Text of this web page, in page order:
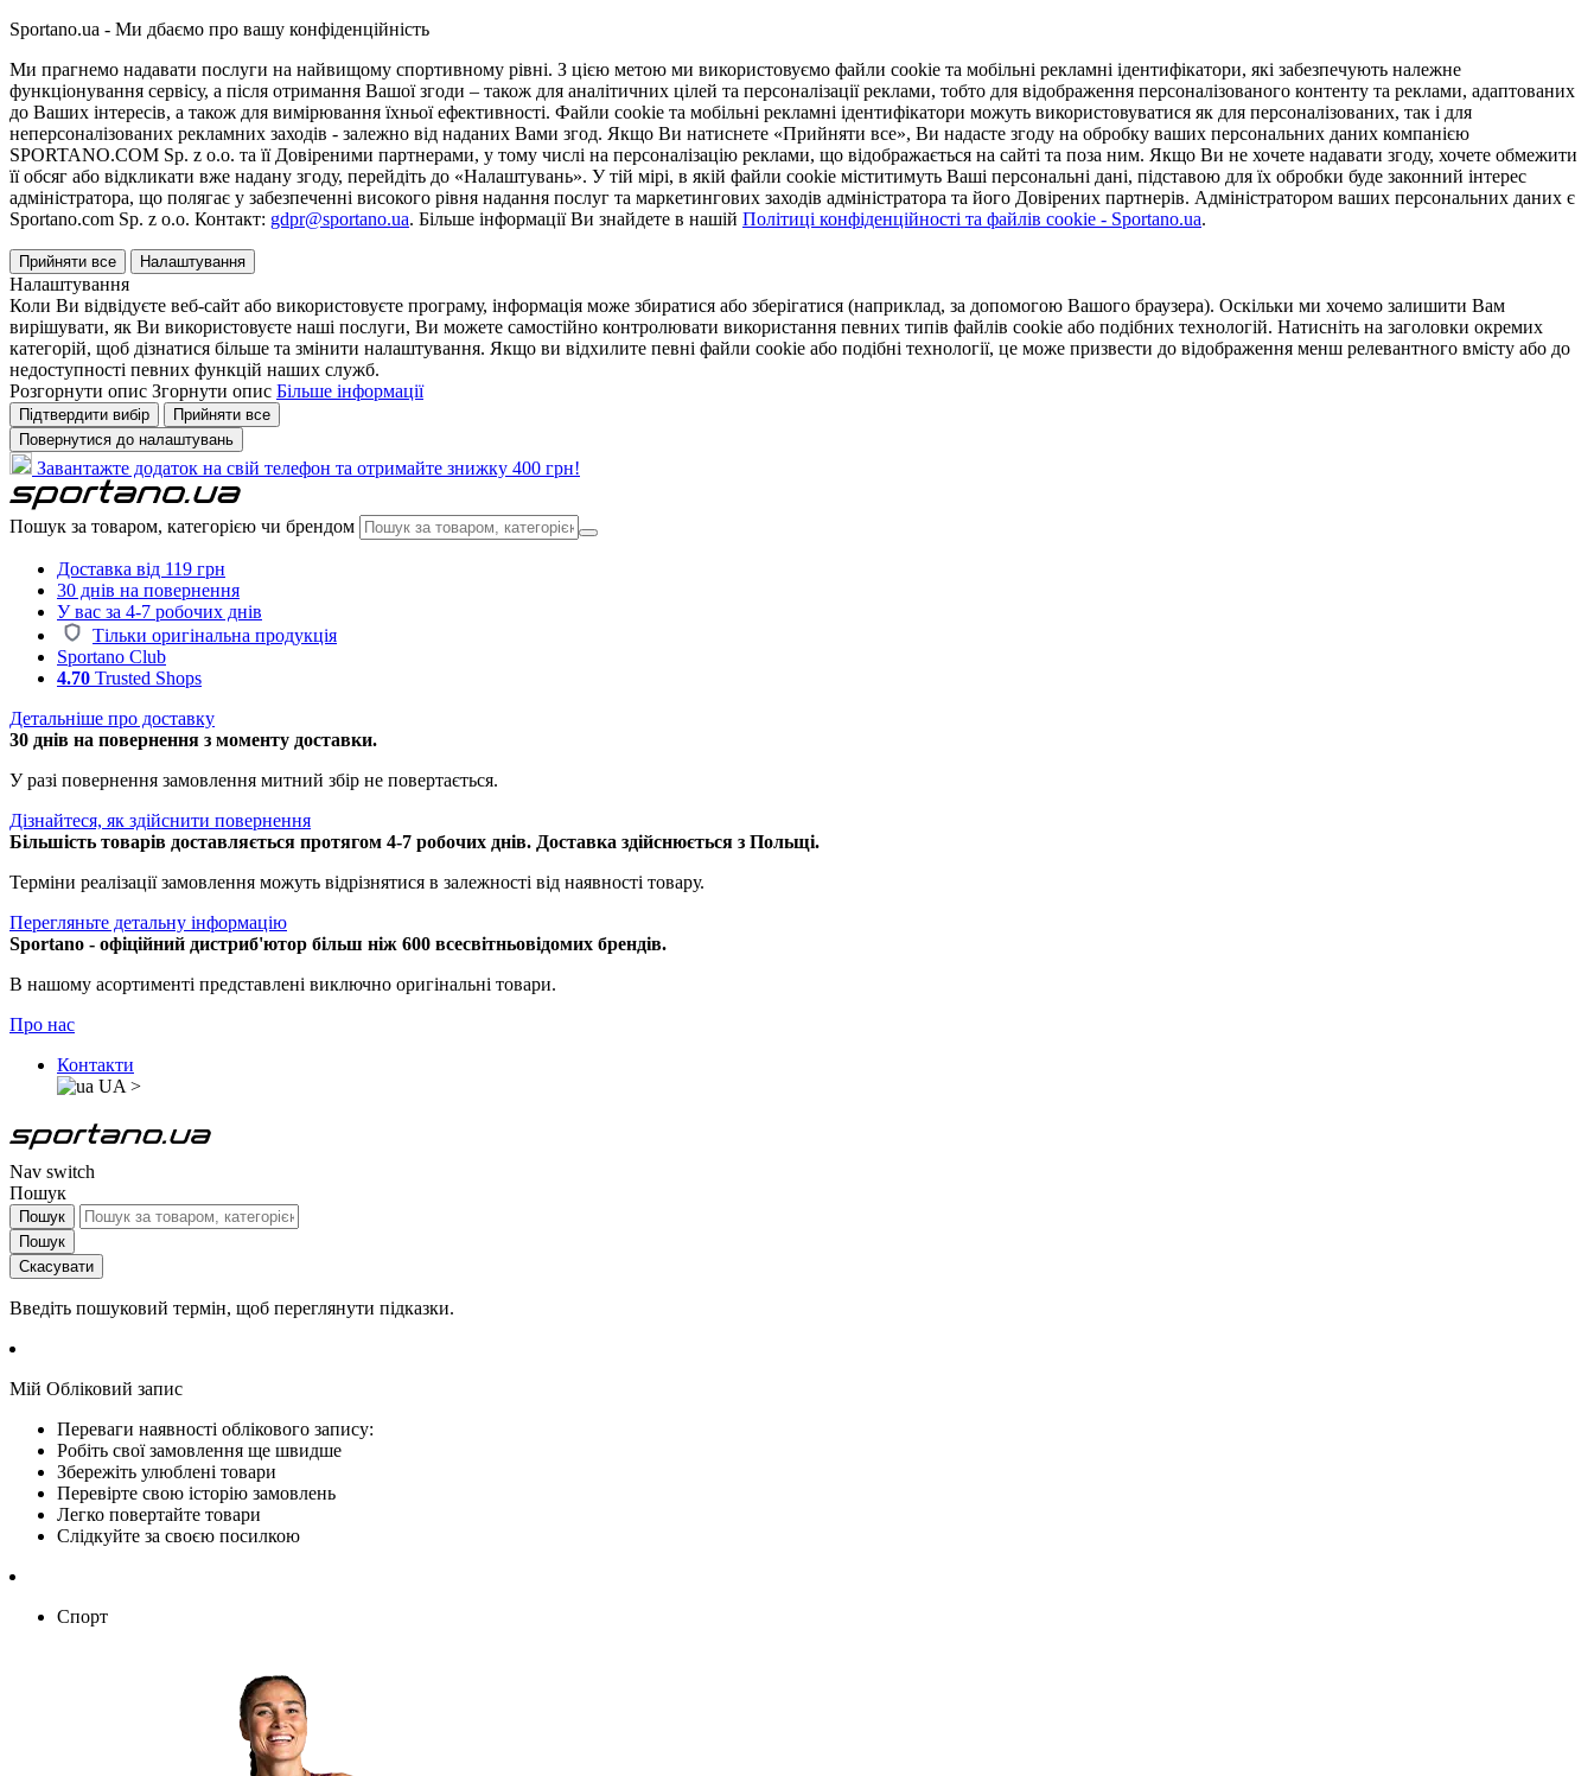
Sportano.ua - Ми дбаємо про вашу конфіденційність
Ми прагнемо надавати послуги на найвищому спортивному рівні. З цією метою ми використовуємо файли cookie та мобільні рекламні ідентифікатори, які забезпечують належне
функціонування сервісу, а після отримання Вашої згоди – також для аналітичних цілей та персоналізації реклами, тобто для відображення персоналізованого контенту та реклами, адаптованих
до Ваших інтересів, а також для вимірювання їхньої ефективності. Файли cookie та мобільні рекламні ідентифікатори можуть використовуватися як для персоналізованих, так і для
неперсоналізованих рекламних заходів - залежно від наданих Вами згод. Якщо Ви натиснете «Прийняти все», Ви надасте згоду на обробку ваших персональних даних компанією
SPORTANO.COM Sp. z o.o. та її Довіреними партнерами, у тому числі на персоналізацію реклами, що відображається на сайті та поза ним. Якщо Ви не хочете надавати згоду, хочете обмежити
її обсяг або відкликати вже надану згоду, перейдіть до «Налаштувань». У тій мірі, в якій файли cookie міститимуть Ваші персональні дані, підставою для їх обробки буде законний інтерес
адміністратора, що полягає у забезпеченні високого рівня надання послуг та маркетингових заходів адміністратора та його Довірених партнерів. Адміністратором ваших персональних даних є
Sportano.com Sp. z o.o. Контакт: gdpr@sportano.ua. Більше інформації Ви знайдете в нашій Політиці конфіденційності та файлів cookie - Sportano.ua.
Прийняти все Налаштування
Налаштування
Коли Ви відвідуєте веб-сайт або використовуєте програму, інформація може збиратися або зберігатися (наприклад, за допомогою Вашого браузера). Оскільки ми хочемо залишити Вам
вирішувати, як Ви використовуєте наші послуги, Ви можете самостійно контролювати використання певних типів файлів cookie або подібних технологій. Натисніть на заголовки окремих
категорій, щоб дізнатися більше та змінити налаштування. Якщо ви відхилите певні файли cookie або подібні технології, це може призвести до відображення менш релевантного вмісту або до
недоступності певних функцій наших служб.
Розгорнути опис Згорнути опис Більше інформації
Підтвердити вибір
Прийняти все
Повернутися до налаштувань
Завантажте додаток на свій телефон та отримайте знижку 400 грн!
Пошук за товаром, категорією чи брендом
Доставка від 119 грн
30 днів на повернення
У вас за 4-7 робочих днів
Тільки оригінальна продукція
Sportano Club
4.70 Trusted Shops
Детальніше про доставку
30 днів на повернення з моменту доставки.
У разі повернення замовлення митний збір не повертається.
Дізнайтеся, як здійснити повернення
Більшість товарів доставляється протягом 4-7 робочих днів. Доставка здійснюється з Польщі.
Терміни реалізації замовлення можуть відрізнятися в залежності від наявності товару.
Перегляньте детальну інформацію
Sportano - офіційний дистриб'ютор більш ніж 600 всесвітньовідомих брендів.
В нашому асортименті представлені виключно оригінальні товари.
Про нас
Контакти
UA >
Nav switch
Пошук
Пошук
Пошук
Скасувати
Введіть пошуковий термін, щоб переглянути підказки.
Мій Обліковий запис
Переваги наявності облікового запису:
Робіть свої замовлення ще швидше
Збережіть улюблені товари
Перевірте свою історію замовлень
Легко повертайте товари
Слідкуйте за своєю посилкою
Спорт